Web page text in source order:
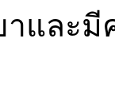
และ